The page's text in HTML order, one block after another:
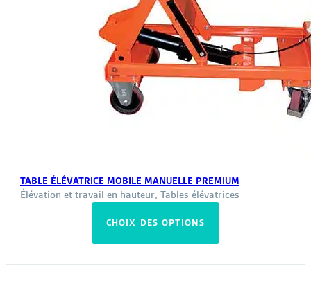
TABLE ÉLÉVATRICE MOBILE MANUELLE PREMIUM
Élévation et travail en hauteur, Tables élévatrices
CHOIX DES OPTIONS
a
plusieurs